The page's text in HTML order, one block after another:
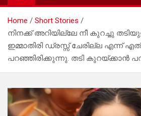
Home
Short Stories
നിനക്ക് അറിയില്ലേ നീ കുറച്ചു
ഇമ്മാതിരി ഡ്രസ്സ്‌ ചേരില്ല എന്ന്
പറഞ്ഞിരിക്കുന്നു. തടി കുറയ്ക്കാൻ